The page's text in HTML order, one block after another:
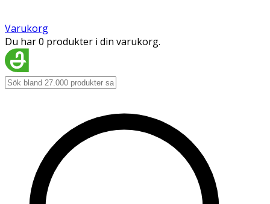
Varukorg
Du har 0 produkter i din varukorg.